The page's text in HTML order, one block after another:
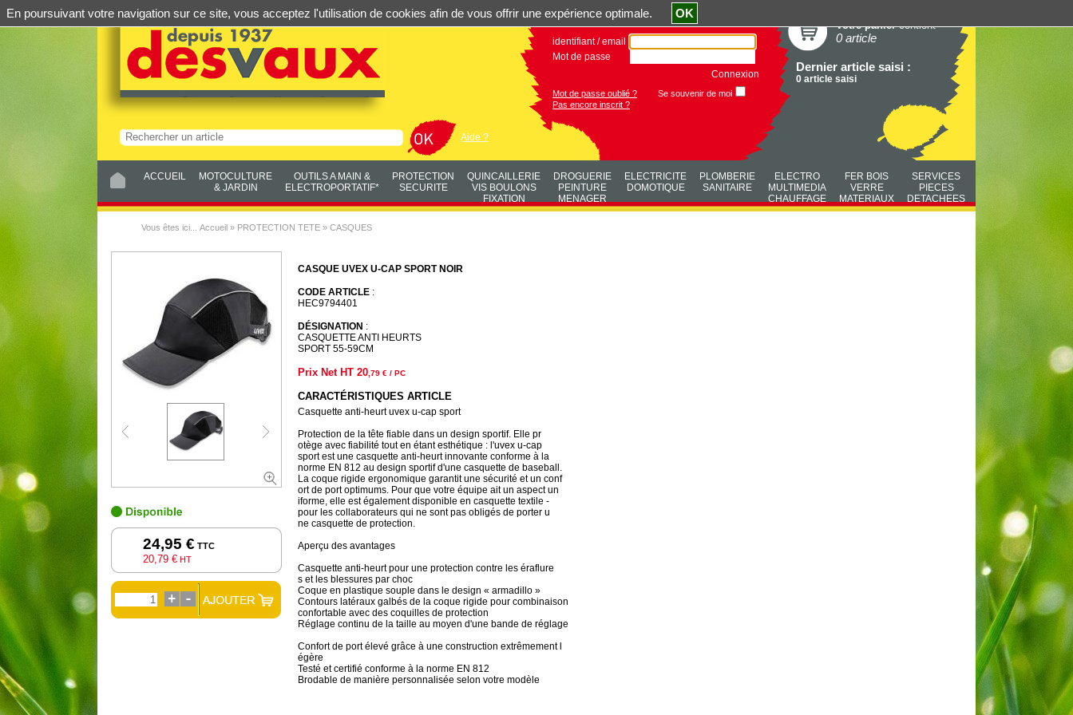
Aide ?
identifiant / email
Mot de passe
Connexion
Mot de passe oublié ?
Se souvenir de moi
Pas encore inscrit ?
Votre paniercontient
0 article
Dernier article saisi :
0 article saisi
ACCUEIL
MOTOCULTURE
& JARDIN
OUTILS A MAIN &
ELECTROPORTATIF*
PROTECTION
SECURITE
QUINCAILLERIE
VIS BOULONS
FIXATION
DROGUERIE
PEINTURE
MENAGER
ELECTRICITE
DOMOTIQUE
PLOMBERIE
SANITAIRE
ELECTRO
MULTIMEDIA
CHAUFFAGE
FER BOIS
VERRE
MATERIAUX
SERVICES
PIECES
DETACHEES
Vous êtes ici... Accueil » PROTECTION TETE » CASQUES
24,95 € TTC
20,79 € HT
CASQUE UVEX U-CAP SPORT NOIR
CODE ARTICLE :
HEC9794401
DÉSIGNATION :
CASQUETTE ANTI HEURTS
SPORT 55-59CM
Prix Net HT 20 ,79 € / PC
CARACTÉRISTIQUES ARTICLE
Casquette anti-heurt uvex u-cap sport
Protection de la tête fiable dans un design sportif. Elle pr
otège avec fiabilité tout en étant esthétique : l'uvex u-cap
sport est une casquette anti-heurt innovante conforme à la
norme EN 812 au design sportif d'une casquette de baseball.
La coque rigide ergonomique garantit une sécurité et un conf
ort de port optimums. Pour que votre équipe ait un aspect un
iforme, elle est également disponible en casquette textile -
pour les collaborateurs qui ne sont pas obligés de porter u
ne casquette de protection.
Aperçu des avantages
Casquette anti-heurt pour une protection contre les éraflure
s et les blessures par choc
Coque en plastique souple dans le design « armadillo »
Contours latéraux galbés de la coque rigide pour combinaison
confortable avec des coquilles de protection
Réglage continu de la taille au moyen d'une bande de réglage
Confort de port élevé grâce à une construction extrêmement l
égère
Testé et certifié conforme à la norme EN 812
Brodable de manière personnalisée selon votre modèle
En poursuivant votre navigation sur ce site, vous acceptez l'utilisation de cookies afin de vous offrir une expérience optimale. OK